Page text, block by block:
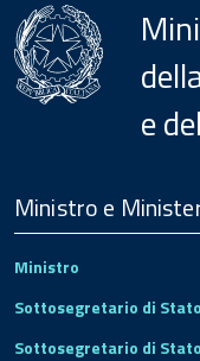
e
Footer
Ministro e
Ministro
Sottosegretario di Stato
Sottosegretario di Stato